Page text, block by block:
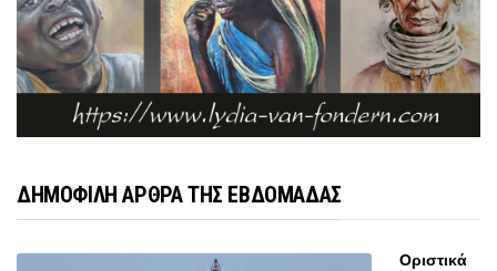
ΔΗΜΟΦΙΛΗ ΑΡΘΡΑ ΤΗΣ ΕΒΔΟΜΑΔΑΣ
Οριστικά